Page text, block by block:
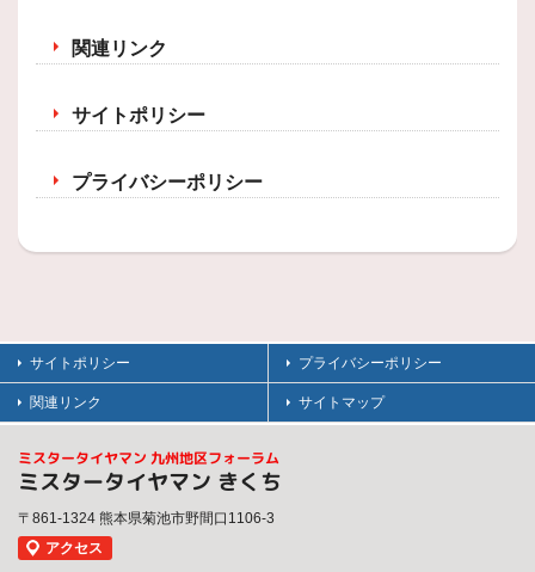
関連リンク
サイトポリシー
プライバシーポリシー
サイトポリシー プライバシーポリシー
関連リンク サイトマップ
ミスタータイヤマン 九州地区フォーラム
ミスタータイヤマン きくち
〒861-1324 熊本県菊池市野間口1106-3
アクセス